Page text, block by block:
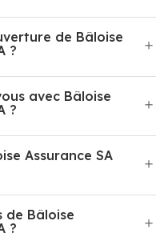
de Bâloise
?
avec Bâloise
?
Assurance SA
de Bâloise
?